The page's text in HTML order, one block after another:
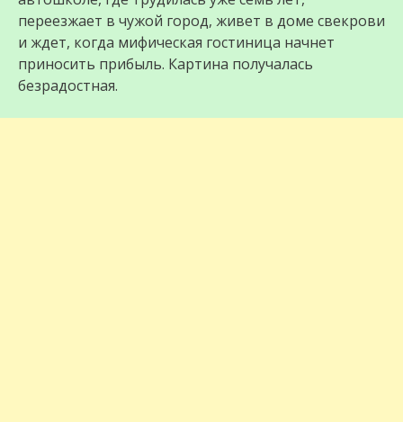
переезжает в чужой город, живет в доме свекрови
и ждет, когда мифическая гостиница начнет
приносить прибыль. Картина получалась
безрадостная.